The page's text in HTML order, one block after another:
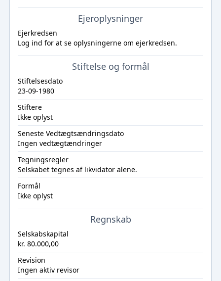
Ejeroplysninger
Ejerkredsen
Log ind for at se oplysningerne om ejerkredsen.
Stiftelse og formål
Stiftelsesdato
23-09-1980
Stiftere
Ikke oplyst
Seneste Vedtægtsændringsdato
Ingen vedtægtændringer
Tegningsregler
Selskabet tegnes af likvidator alene.
Formål
Ikke oplyst
Regnskab
Selskabskapital
kr. 80.000,00
Revision
Ingen aktiv revisor